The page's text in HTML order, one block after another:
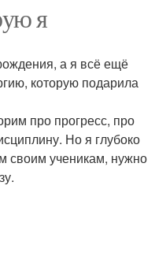
я
а я всё ещё
которую подарила
про прогресс, про
Но я глубоко
своим ученикам, нужно